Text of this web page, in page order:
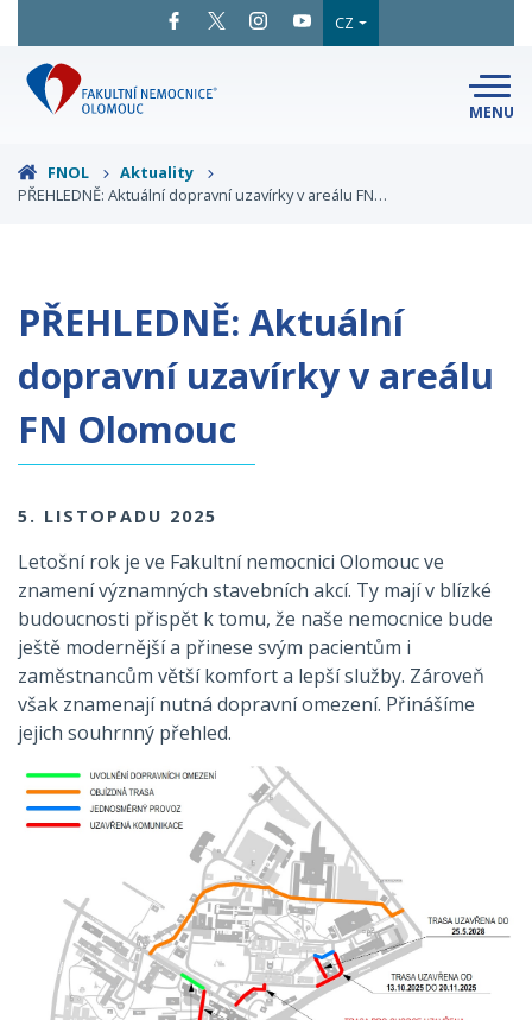
CZ
MENU
PACIENTIA NÁVŠTĚVY KLINIKYA ODDĚLENÍ
KONTAKTNÍ INFORMACE
FNOL
Aktuality
PŘEHLEDNĚ: Aktuální dopravní uzavírky v areálu FN…
PŘEHLEDNĚ: Aktuální
dopravní uzavírky v areálu
FN Olomouc
5. LISTOPADU 2025
Letošní rok je ve Fakultní nemocnici Olomouc ve
znamení významných stavebních akcí. Ty mají v blízké
budoucnosti přispět k tomu, že naše nemocnice bude
ještě modernější a přinese svým pacientům i
zaměstnancům větší komfort a lepší služby. Zároveň
však znamenají nutná dopravní omezení. Přinášíme
jejich souhrnný přehled.